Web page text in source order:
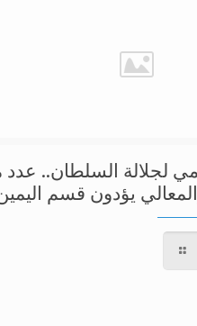
لجلالة السلطان..
يؤدون قسم